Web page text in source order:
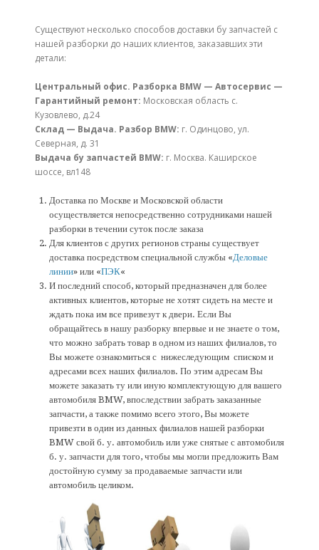
Существуют несколько способов доставки бу запчастей с
нашей разборки до наших клиентов, заказавших эти
детали:
Центральный офис. Разборка BMW — Автосервис —
Гарантийный ремонт: Московская область с.
Кузовлево, д.24
Склад — Выдача. Разбор BMW: г. Одинцово, ул.
Северная, д. 31
Выдача бу запчастей BMW: г. Москва. Каширское
шоссе, вл148
Доставка по Москве и Московской области
осуществляется непосредственно сотрудниками нашей
разборки в течении суток после заказа
Для клиентов с других регионов страны существует
доставка посредством специальной службы «Деловые
линии» или «ПЭК«
И последний способ, который предназначен для более
активных клиентов, которые не хотят сидеть на месте и
ждать пока им все привезут к двери. Если Вы
обращайтесь в нашу разборку впервые и не знаете о том,
что можно забрать товар в одном из наших филиалов, то
Вы можете ознакомиться с нижеследующим списком и
адресами всех наших филиалов. По этим адресам Вы
можете заказать ту или иную комплектующую для вашего
автомобиля BMW, впоследствии забрать заказанные
запчасти, а также помимо всего этого, Вы можете
привезти в один из данных филиалов нашей разборки
BMW свой б. у. автомобиль или уже снятые с автомобиля
б. у. запчасти для того, чтобы мы могли предложить Вам
достойную сумму за продаваемые запчасти или
автомобиль целиком.